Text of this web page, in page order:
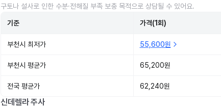
구토나 설사로 인한 수분·전해질 부족 보충 목적으로 상담될 수 있어요.
기준 가격(1회)
부천시 최저가 55,600원
부천시 평균가 65,200원
전국 평균가 62,240원
신데렐라 주사